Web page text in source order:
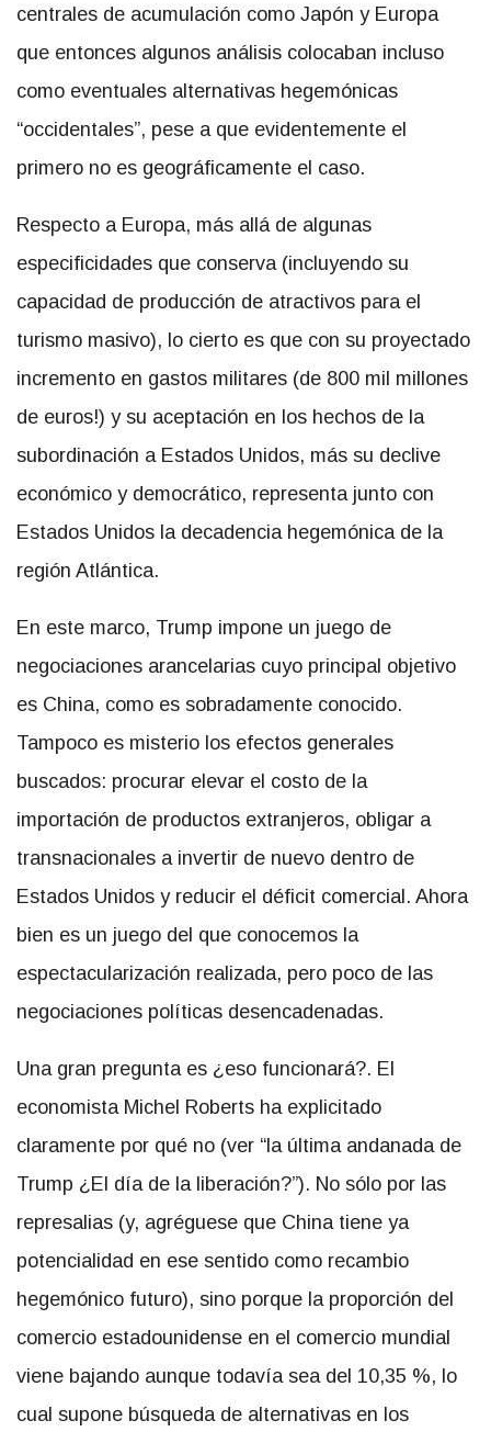
centrales de acumulación como Japón y Europa
que entonces algunos análisis colocaban incluso
como eventuales alternativas hegemónicas
“occidentales”, pese a que evidentemente el
primero no es geográficamente el caso.
Respecto a Europa, más allá de algunas
especificidades que conserva (incluyendo su
capacidad de producción de atractivos para el
turismo masivo), lo cierto es que con su proyectado
incremento en gastos militares (de 800 mil millones
de euros!) y su aceptación en los hechos de la
subordinación a Estados Unidos, más su declive
económico y democrático, representa junto con
Estados Unidos la decadencia hegemónica de la
región Atlántica.
En este marco, Trump impone un juego de
negociaciones arancelarias cuyo principal objetivo
es China, como es sobradamente conocido.
Tampoco es misterio los efectos generales
buscados: procurar elevar el costo de la
importación de productos extranjeros, obligar a
transnacionales a invertir de nuevo dentro de
Estados Unidos y reducir el déficit comercial. Ahora
bien es un juego del que conocemos la
espectacularización realizada, pero poco de las
negociaciones políticas desencadenadas.
Una gran pregunta es ¿eso funcionará?. El
economista Michel Roberts ha explicitado
claramente por qué no (ver “la última andanada de
Trump ¿El día de la liberación?”). No sólo por las
represalias (y, agréguese que China tiene ya
potencialidad en ese sentido como recambio
hegemónico futuro), sino porque la proporción del
comercio estadounidense en el comercio mundial
viene bajando aunque todavía sea del 10,35 %, lo
cual supone búsqueda de alternativas en los